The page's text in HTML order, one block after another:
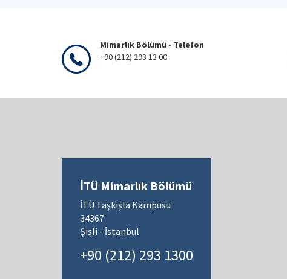
Mimarlık Bölümü - Telefon
+90 (212) 293 13 00
İTÜ Mimarlık Bölümü
İTÜ Taşkışla Kampüsü
34367
Şişli - İstanbul
+90 (212) 293 1300